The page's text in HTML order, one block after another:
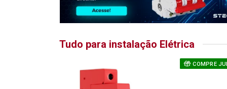
Tudo para instalação Elétrica
COMPRE